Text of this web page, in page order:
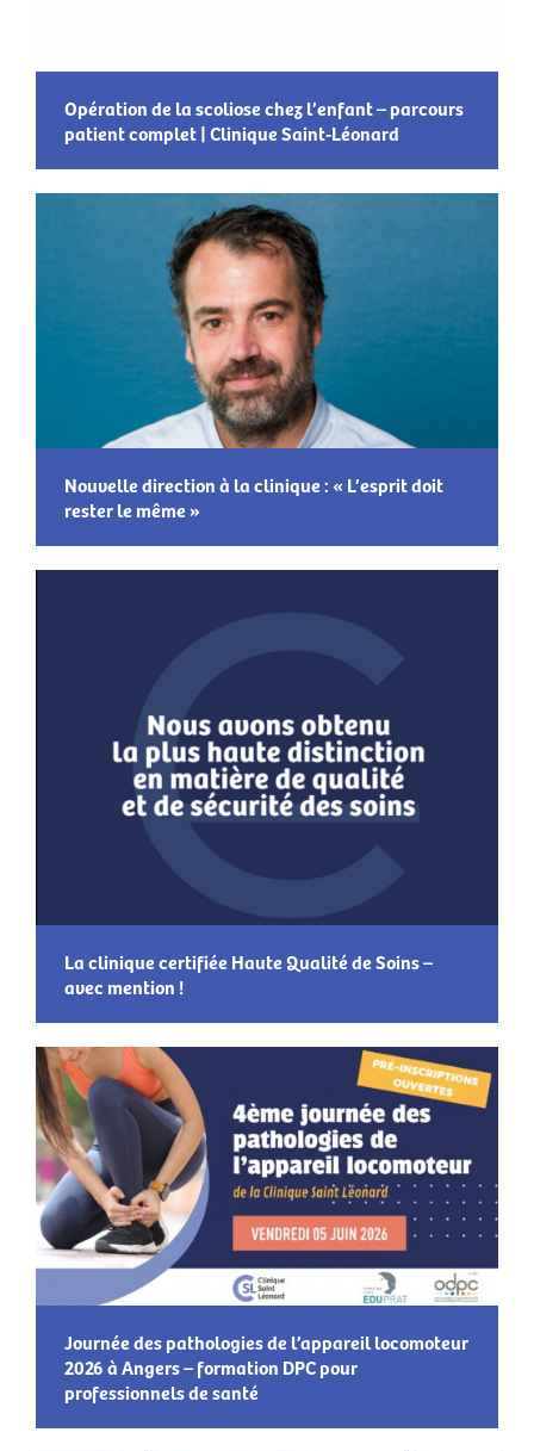
Opération de la scoliose chez l’enfant – parcours
patient complet | Clinique Saint-Léonard
Nouvelle direction à la clinique : « L’esprit doit
rester le même »
La clinique certifiée Haute Qualité de Soins –
avec mention !
Journée des pathologies de l’appareil locomoteur
2026 à Angers – formation DPC pour
professionnels de santé